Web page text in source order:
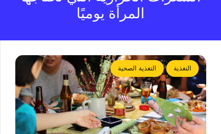
المرأة يوميًا
التغذية التغذية الصحية